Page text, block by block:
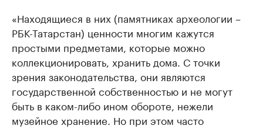
«Находящиеся в них (памятниках археологии –
РБК-Татарстан) ценности многим кажутся
простыми предметами, которые можно
коллекционировать, хранить дома. С точки
зрения законодательства, они являются
государственной собственностью и не могут
быть в каком-либо ином обороте, нежели
музейное хранение. Но при этом часто